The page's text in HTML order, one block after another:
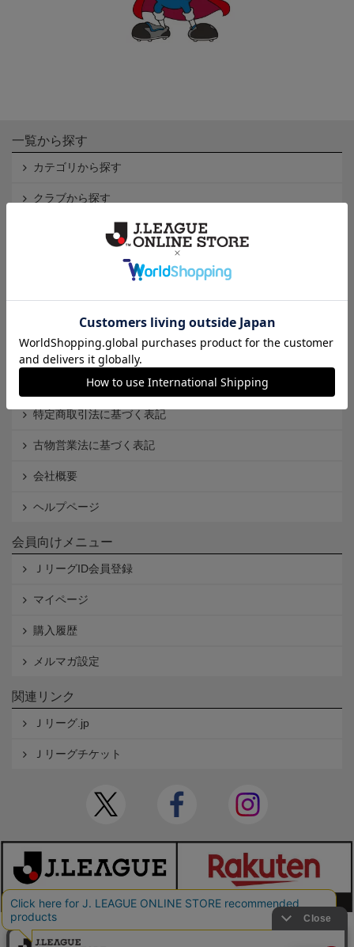
一覧から探す
カテゴリから探す
クラブから探す
Ｊ2
インフォメーション
個人情報保護方針
Cookieポリシー
特定商取引法に基づく表記
古物営業法に基づく表記
会社概要
ヘルプページ
会員向けメニュー
ＪリーグID会員登録
マイページ
購入履歴
メルマガ設定
関連リンク
Ｊリーグ.jp
Ｊリーグチケット